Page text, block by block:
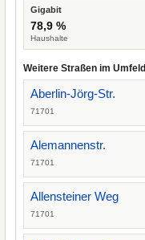
Gigabit
78,9 %
Haushalte
Weitere Straßen im Umfeld
Aberlin-Jörg-Str.
71701
Alemannenstr.
71701
Allensteiner Weg
71701